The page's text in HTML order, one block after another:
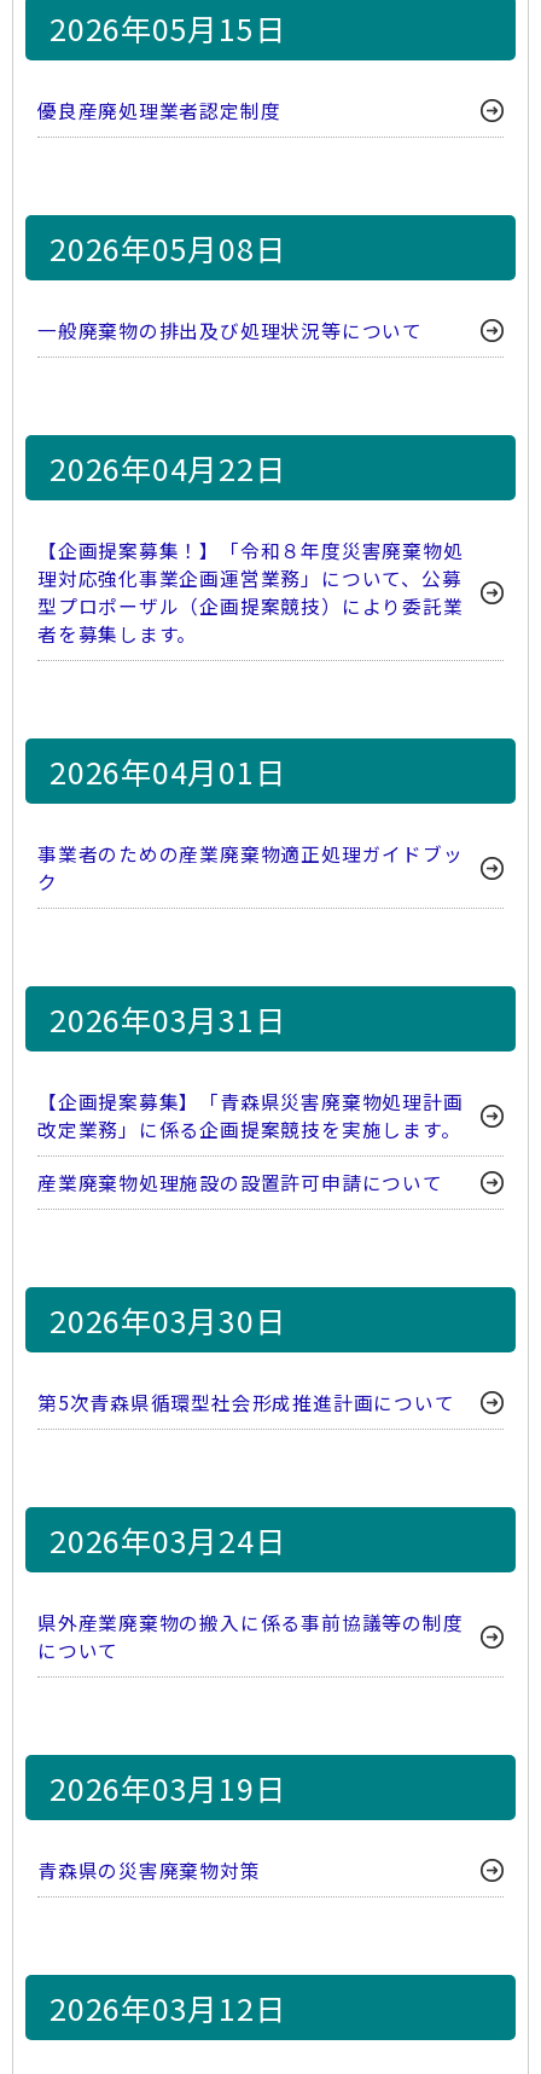
2026年05月15日
優良産廃処理業者認定制度
2026年05月08日
一般廃棄物の排出及び処理状況等について
2026年04月22日
【企画提案募集！】「令和８年度災害廃棄物処
理対応強化事業企画運営業務」について、公募
型プロポーザル（企画提案競技）により委託業
者を募集します。
2026年04月01日
事業者のための産業廃棄物適正処理ガイドブッ
ク
2026年03月31日
【企画提案募集】「青森県災害廃棄物処理計画
改定業務」に係る企画提案競技を実施します。
産業廃棄物処理施設の設置許可申請について
2026年03月30日
第5次青森県循環型社会形成推進計画について
2026年03月24日
県外産業廃棄物の搬入に係る事前協議等の制度
について
2026年03月19日
青森県の災害廃棄物対策
2026年03月12日